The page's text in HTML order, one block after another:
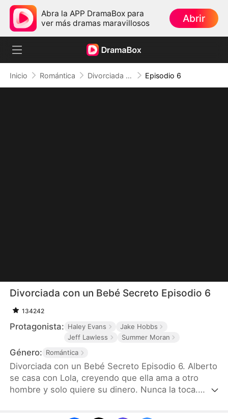
Abra la APP DramaBox para
ver más dramas maravillosos
Abrir
Inicio Romántica Divorciada con un Bebé Secreto Episodio 6
Divorciada con un Bebé Secreto Episodio 6
134242
Protagonista: Haley Evans
Jake Hobbs
Jeff Lawless
Summer Moran
Género: Romántica
Divorciada con un Bebé Secreto Episodio 6. Alberto
se casa con Lola, creyendo que ella ama a otro
hombre y solo quiere su dinero. Nunca la toca.